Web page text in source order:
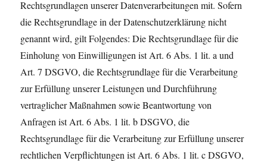
Rechtsgrundlagen unserer Datenverarbeitungen mit. Sofern
die Rechtsgrundlage in der Datenschutzerklärung nicht
genannt wird, gilt Folgendes: Die Rechtsgrundlage für die
Einholung von Einwilligungen ist Art. 6 Abs. 1 lit. a und
Art. 7 DSGVO, die Rechtsgrundlage für die Verarbeitung
zur Erfüllung unserer Leistungen und Durchführung
vertraglicher Maßnahmen sowie Beantwortung von
Anfragen ist Art. 6 Abs. 1 lit. b DSGVO, die
Rechtsgrundlage für die Verarbeitung zur Erfüllung unserer
rechtlichen Verpflichtungen ist Art. 6 Abs. 1 lit. c DSGVO,